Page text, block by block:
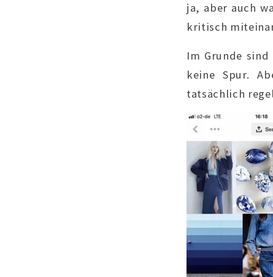
ja, aber auch
kritisch
Im Grunde
keine Spur.
tatsächlich